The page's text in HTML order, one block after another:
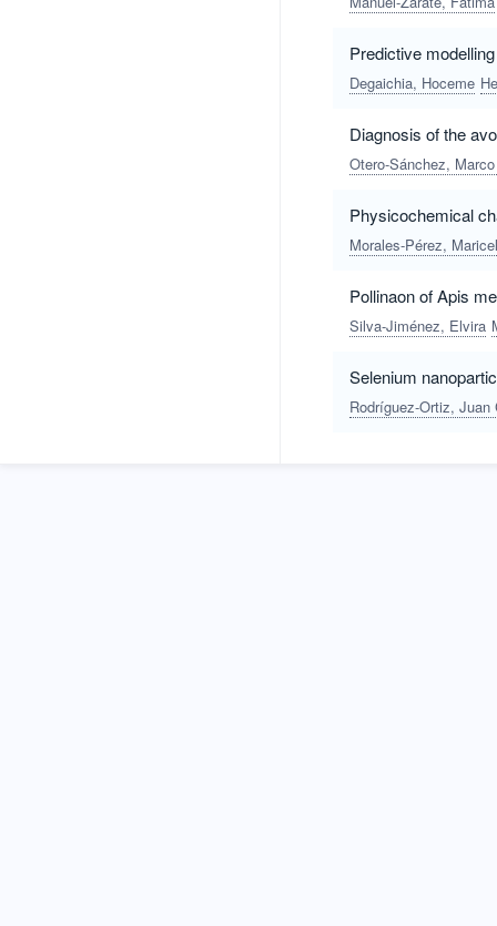
Predictive
Degaichia, Hoceme
Diagnosis of the
Otero-Sánchez,
Physicochemical
Morales-Pérez,
Pollinaon of Apis
Silva-Jiménez, Elvira
Selenium
Rodríguez-Ortiz, Juan